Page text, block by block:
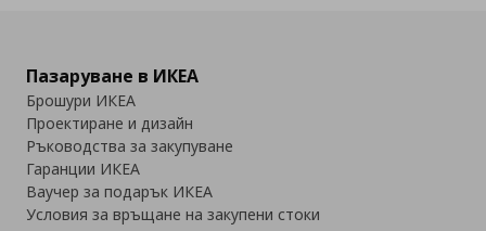
Пазаруване в ИКЕА
Брошури ИКЕА
Проектиране и дизайн
Ръководства за закупуване
Гаранции ИКЕА
Ваучер за подарък ИКЕА
Условия за връщане на закупени стоки